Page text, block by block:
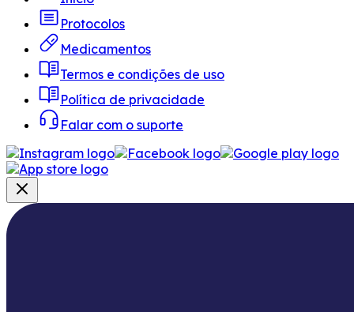
Protocolos
Medicamentos
Termos e condições de uso
Política de privacidade
Falar com o suporte